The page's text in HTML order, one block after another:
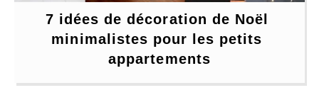
7 idées de décoration de Noël
minimalistes pour les petits
appartements